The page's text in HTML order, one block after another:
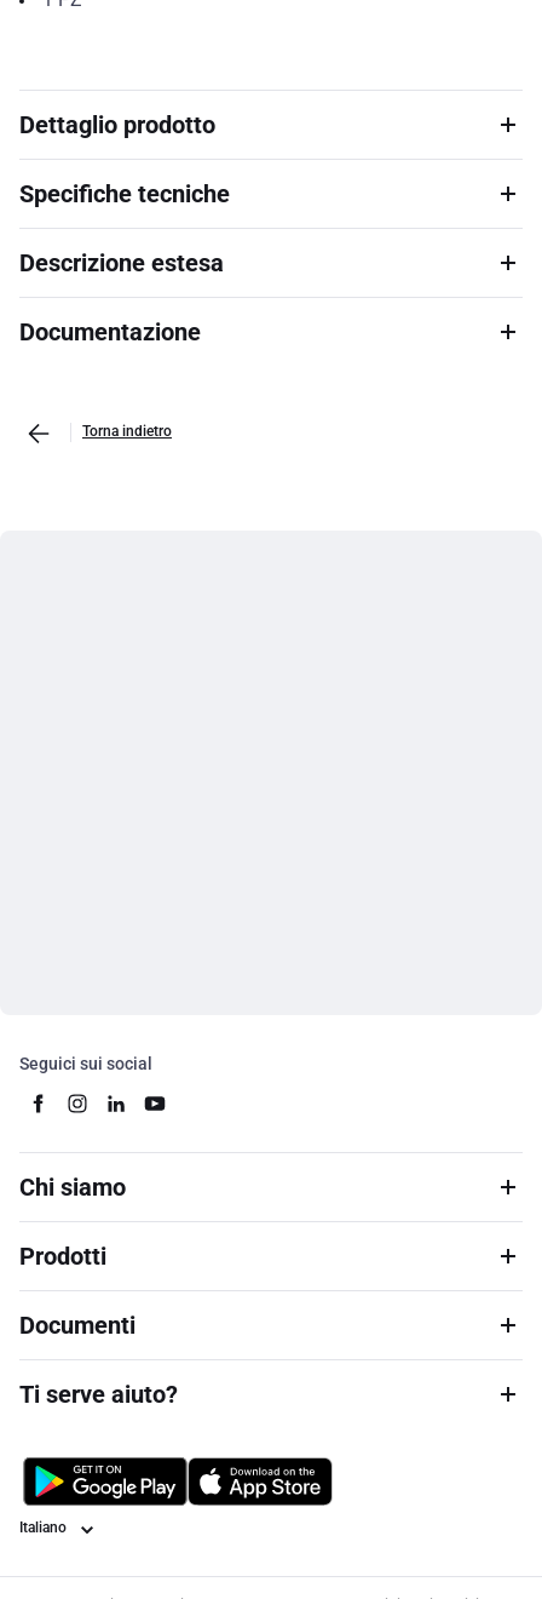
Dettaglio prodotto
Specifiche tecniche
Descrizione estesa
Documentazione
Torna indietro
Seguici sui social
Chi siamo
Prodotti
Documenti
Ti serve aiuto?
Lingua